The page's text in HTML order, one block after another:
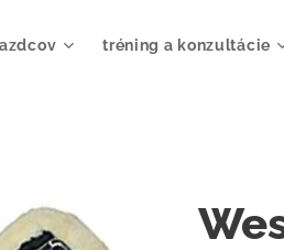
tréning a konzultácie